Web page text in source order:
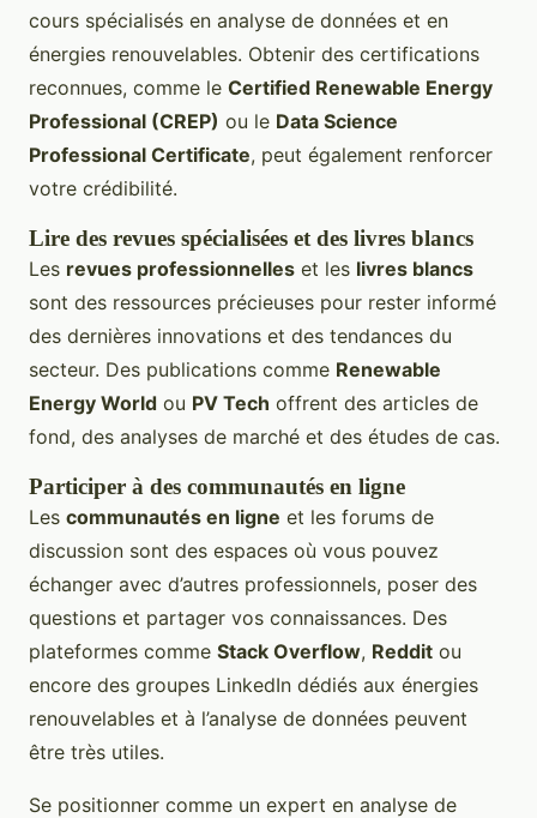
cours spécialisés en analyse de données et en
énergies renouvelables. Obtenir des certifications
reconnues, comme le Certified Renewable Energy
Professional (CREP) ou le Data Science
Professional Certificate, peut également renforcer
votre crédibilité.
Lire des revues spécialisées et des livres blancs
Les revues professionnelles et les livres blancs
sont des ressources précieuses pour rester informé
des dernières innovations et des tendances du
secteur. Des publications comme Renewable
Energy World ou PV Tech offrent des articles de
fond, des analyses de marché et des études de cas.
Participer à des communautés en ligne
Les communautés en ligne et les forums de
discussion sont des espaces où vous pouvez
échanger avec d’autres professionnels, poser des
questions et partager vos connaissances. Des
plateformes comme Stack Overflow, Reddit ou
encore des groupes LinkedIn dédiés aux énergies
renouvelables et à l’analyse de données peuvent
être très utiles.
Se positionner comme un expert en analyse de